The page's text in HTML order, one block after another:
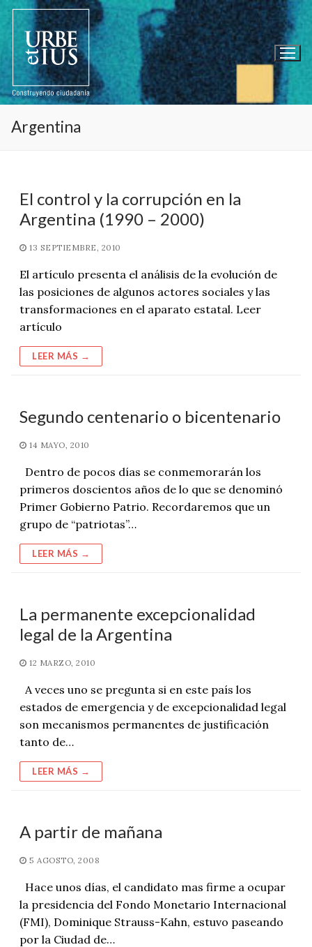
Ir
contenido
Argentina
El control y la corrupción en la
Argentina (1990 – 2000)
13 SEPTIEMBRE, 2010
El artículo presenta el análisis de la evolución de
las posiciones de algunos actores sociales y las
transformaciones en el aparato estatal. Leer
artículo
LEER MÁS →
Segundo centenario o bicentenario
14 MAYO, 2010
Dentro de pocos días se conmemorarán los
primeros doscientos años de lo que se denominó
Primer Gobierno Patrio. Recordaremos que un
grupo de “patriotas”…
LEER MÁS →
La permanente excepcionalidad
legal de la Argentina
12 MARZO, 2010
A veces uno se pregunta si en este país los
estados de emergencia y de excepcionalidad legal
son mecanismos permanentes de justificación
tanto de…
LEER MÁS →
A partir de mañana
5 AGOSTO, 2008
Hace unos días, el candidato mas firme a ocupar
la presidencia del Fondo Monetario Internacional
(FMI), Dominique Strauss-Kahn, estuvo paseando
por la Ciudad de…